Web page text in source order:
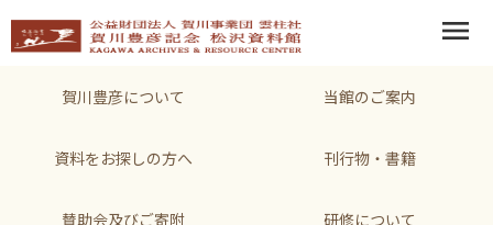
menu
賀川豊彦について 当館のご案内
資料をお探しの方へ 刊行物・書籍
賛助会及びご寄附 研修について